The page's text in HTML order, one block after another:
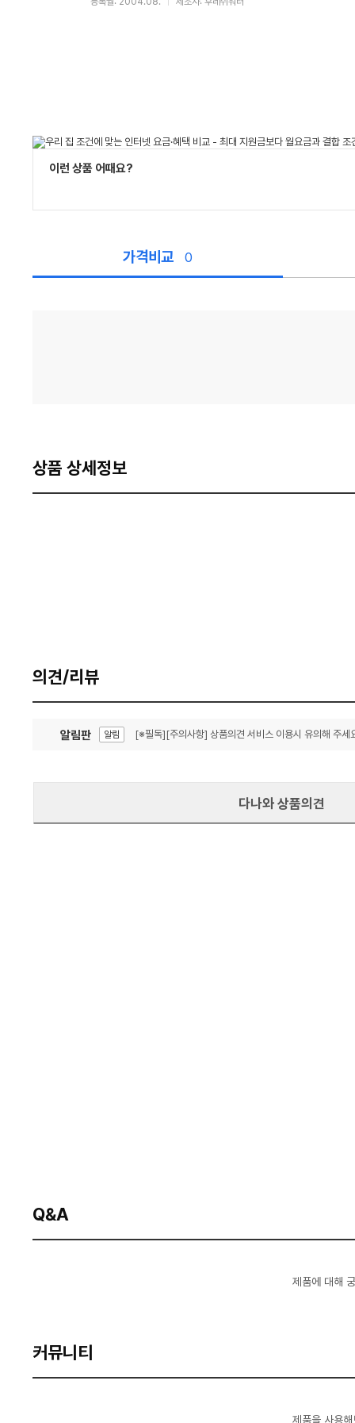
이런 상품 어때요?
가격비교 0
상품 상세정보
의견/리뷰
알림판 알림 [※필독][주의사항] 상품의견 서비스 이용시 유의해 주세
다나와 상품의견
Q&A
제품에 대해
커뮤니티
제품을 사용